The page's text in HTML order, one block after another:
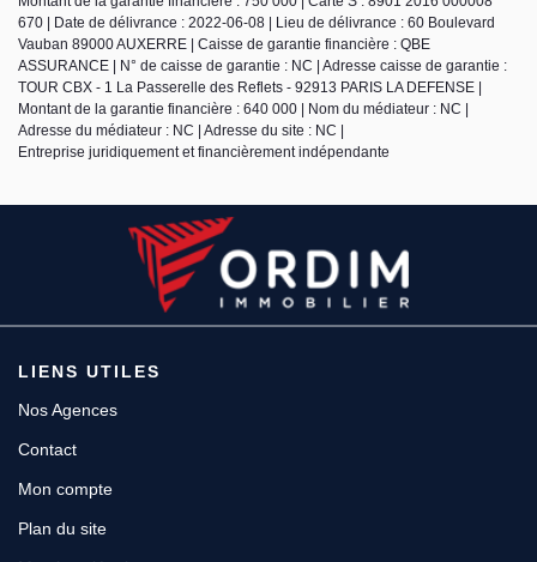
670 | Date de délivrance : 2022-06-08 | Lieu de délivrance : 60 Boulevard
Vauban 89000 AUXERRE | Caisse de garantie financière : QBE
ASSURANCE | N° de caisse de garantie : NC | Adresse caisse de garantie :
TOUR CBX - 1 La Passerelle des Reflets - 92913 PARIS LA DEFENSE |
Montant de la garantie financière : 640 000 | Nom du médiateur : NC |
Adresse du médiateur : NC | Adresse du site : NC |
Entreprise juridiquement et financièrement indépendante
LIENS UTILES
Nos Agences
Contact
Mon compte
Plan du site